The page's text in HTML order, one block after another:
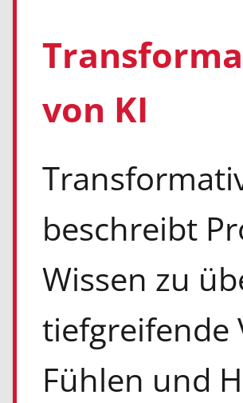
von KI
beschreibt
Wissen zu
tiefgreifende
Fühlen und